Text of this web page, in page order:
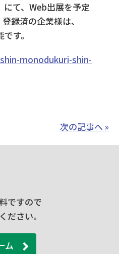
にて、Web出展を予定
録済の企業様は、
す。
monodukuri-shin-
次の記事へ »
ですので
ださい。
ム